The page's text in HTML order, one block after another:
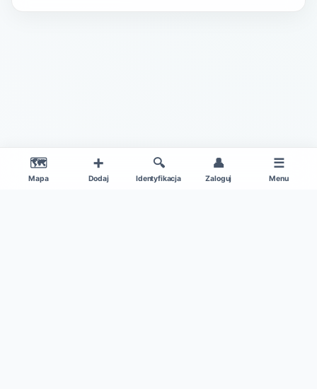
🗺️
Mapa
➕
Dodaj
🔍
Identyfikacja
👤
Zaloguj
☰
Menu